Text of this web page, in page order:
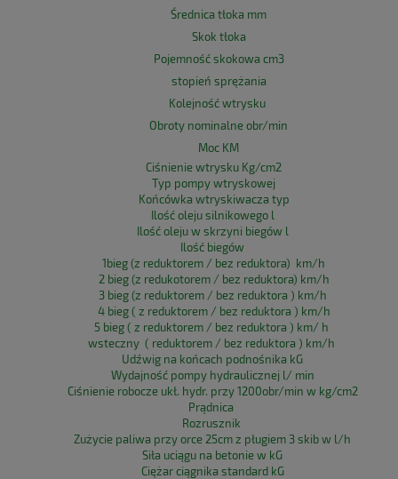
Średnica tłoka mm
Skok tłoka
Pojemność skokowa cm3
stopień sprężania
Kolejność wtrysku
Obroty nominalne obr/min
Moc KM
Ciśnienie wtrysku Kg/cm2
Typ pompy wtryskowej
Końcówka wtryskiwacza typ
Ilość oleju silnikowego l
Ilość oleju w skrzyni biegów l
Ilość biegów
1bieg (z reduktorem / bez reduktora) km/h
2 bieg (z redukotorem / bez reduktora) km/h
3 bieg (z reduktorem / bez reduktora ) km/h
4 bieg ( z reduktorem / bez reduktora ) km/h
5 bieg ( z reduktorem / bez reduktora ) km/ h
wsteczny ( reduktorem / bez reduktora ) km/h
Udźwig na końcach podnośnika kG
Wydajność pompy hydraulicznej l/ min
Ciśnienie robocze ukł. hydr. przy 1200obr/min w kg/cm2
Prądnica
Rozrusznik
Zużycie paliwa przy orce 25cm z pługiem 3 skib w l/h
Siła uciągu na betonie w kG
Ciężar ciągnika standard kG